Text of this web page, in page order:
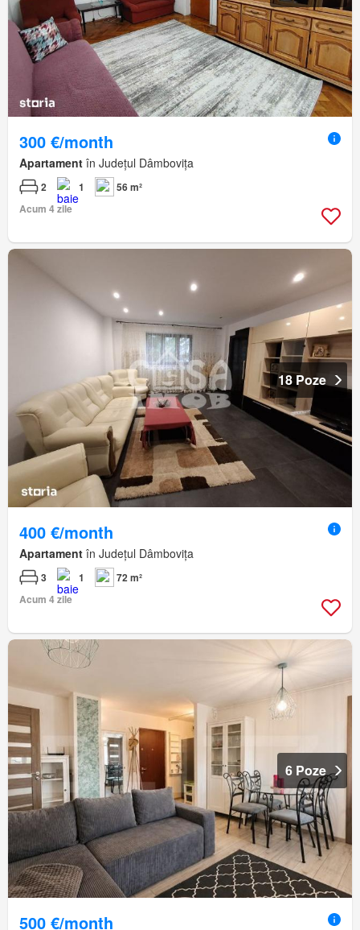
300 €/month
Apartament în Județul Dâmbovița
2 1
56 m²
Acum 4 zile
18 Poze
400 €/month
Apartament în Județul Dâmbovița
3 1
72 m²
Acum 4 zile
6 Poze
500 €/month